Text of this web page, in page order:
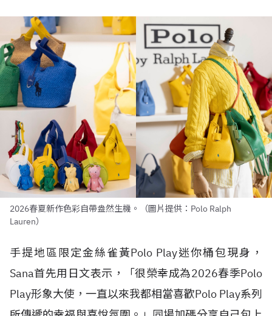
2026春夏新作色彩自帶盎然生機。（圖片提供：Polo Ralph
Lauren）
手提地區限定金絲雀黃Polo Play迷你桶包現身，
Sana首先用日文表示，「很榮幸成為2026春季Polo
Play形象大使，一直以來我都相當喜歡Polo Play系列